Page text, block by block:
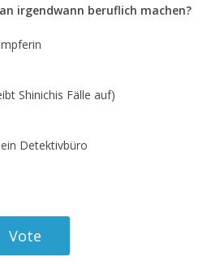
irgendwann beruflich machen?
Shinichis Fälle auf)
Detektivbüro